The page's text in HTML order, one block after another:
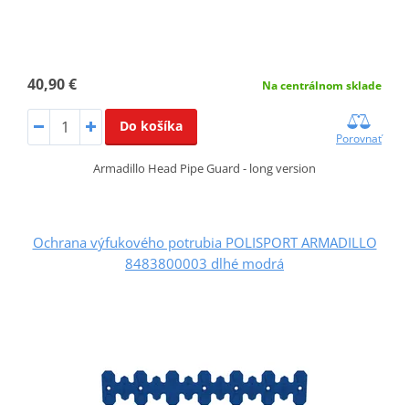
40,90 € Na centrálnom sklade
Do košíka
Porovnať
Armadillo Head Pipe Guard - long version
Ochrana výfukového potrubia POLISPORT ARMADILLO
8483800003 dlhé modrá